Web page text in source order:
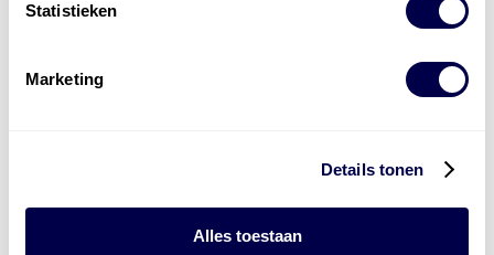
Statistieken
Marketing
Details tonen
Alles toestaan